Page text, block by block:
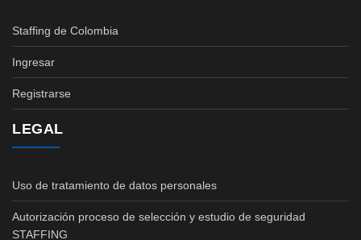
Staffing de Colombia
Ingresar
Registrarse
LEGAL
Uso de tratamiento de datos personales
Autorización proceso de selección y estudio de seguridad
STAFFING